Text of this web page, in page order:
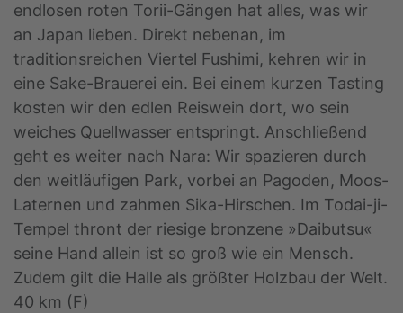
endlosen roten Torii-Gängen hat alles, was wir
an Japan lieben. Direkt nebenan, im
traditionsreichen Viertel Fushimi, kehren wir in
eine Sake-Brauerei ein. Bei einem kurzen Tasting
kosten wir den edlen Reiswein dort, wo sein
weiches Quellwasser entspringt. Anschließend
geht es weiter nach Nara: Wir spazieren durch
den weitläufigen Park, vorbei an Pagoden, Moos-
Laternen und zahmen Sika-Hirschen. Im Todai-ji-
Tempel thront der riesige bronzene »Daibutsu«
seine Hand allein ist so groß wie ein Mensch.
Zudem gilt die Halle als größter Holzbau der Welt.
40 km (F)